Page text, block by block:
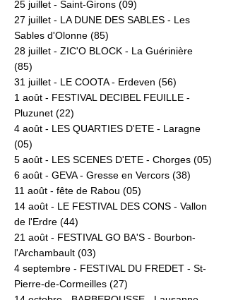
25 juillet - Saint-Girons (09)
27 juillet - LA DUNE DES SABLES - Les
Sables d'Olonne (85)
28 juillet - ZIC'O BLOCK - La Guérinière
(85)
31 juillet - LE COOTA - Erdeven (56)
1 août - FESTIVAL DECIBEL FEUILLE -
Pluzunet (22)
4 août - LES QUARTIES D'ETE - Laragne
(05)
5 août - LES SCENES D'ETE - Chorges (05)
6 août - GEVA - Gresse en Vercors (38)
11 août - fête de Rabou (05)
14 août - LE FESTIVAL DES CONS - Vallon
de l'Erdre (44)
21 août - FESTIVAL GO BA'S - Bourbon-
l'Archambault (03)
4 septembre - FESTIVAL DU FREDET - St-
Pierre-de-Cormeilles (27)